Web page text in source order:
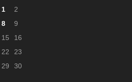
1
2
8
9
15
16
22
23
29
30